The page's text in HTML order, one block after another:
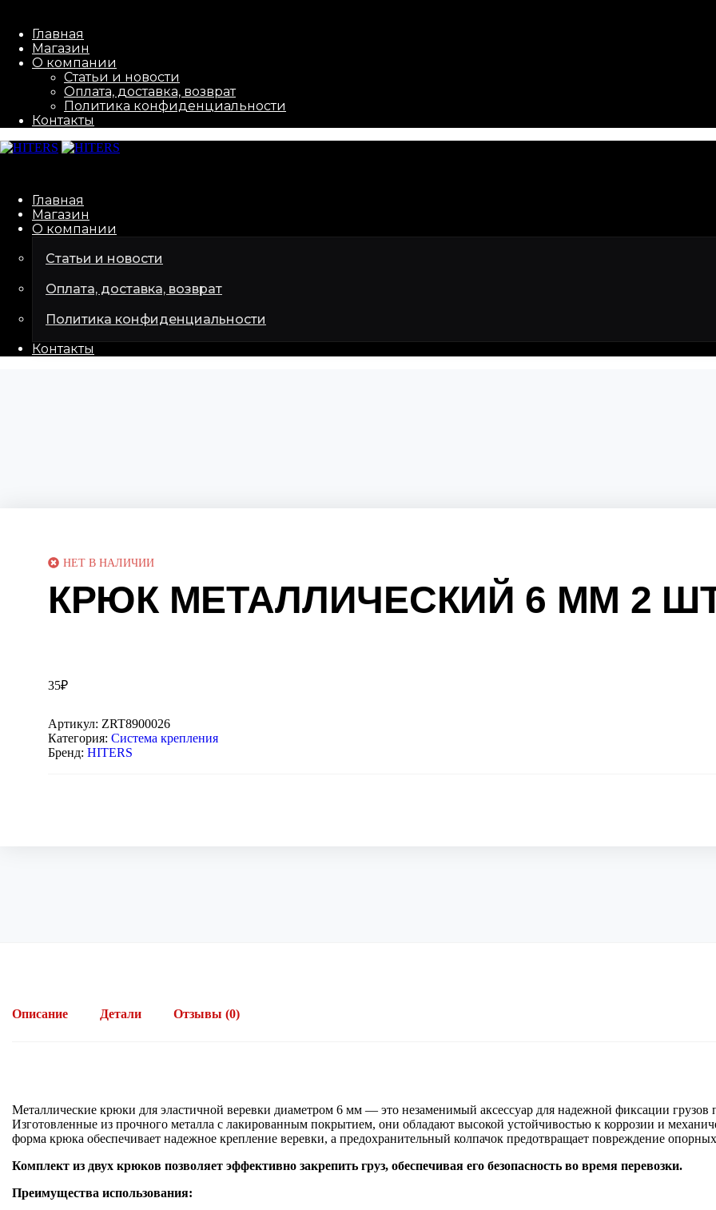
Главная
Магазин
О компании
Статьи и новости
Оплата, доставка, возврат
Политика конфиденциальности
Контакты
Главная
Магазин
О компании
Статьи и новости
Оплата, доставка, возврат
Политика конфиденциальности
Контакты
НЕТ В НАЛИЧИИ
КРЮК МЕТАЛЛИЧЕСКИЙ 6 ММ 2
35₽
Артикул: ZRT8900026
Категория: Система крепления
Бренд: HITERS
Описание Детали Отзывы (0)
Металлические крюки для эластичной веревки диаметром 6 мм — это незаменимый аксессуар для надежной фиксации грузов
Изготовленные из прочного металла с лакированным покрытием, они обладают высокой устойчивостью к коррозии и
форма крюка обеспечивает надежное крепление веревки, а предохранительный колпачок предотвращает повреждение
Комплект из двух крюков позволяет эффективно закрепить груз, обеспечивая его безопасность во время перевозки.
Преимущества использования: